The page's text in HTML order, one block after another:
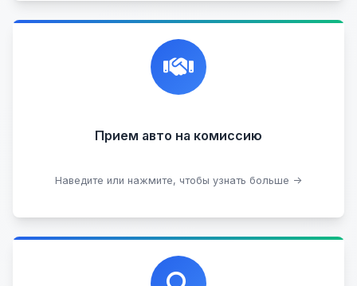
Прием авто на комиссию
Наведите или нажмите, чтобы узнать больше →
Честная и профессиональная экспертиза, реклама,
переговоры с клиентами, подготовка документов,
сопровождение сделки.
Прием битых авто
Оставить на комиссии
Профессиональная помощь в выборе автомобиля
на любых торговых площадках с проверкой